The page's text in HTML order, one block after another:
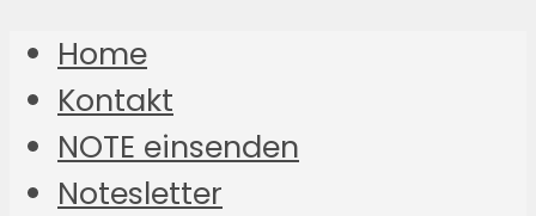
Home
Kontakt
NOTE einsenden
Notesletter